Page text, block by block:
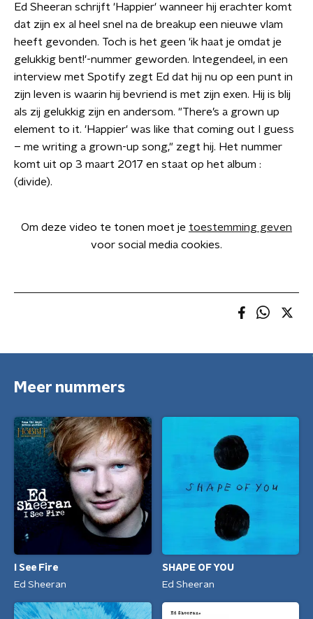
Ed Sheeran schrijft 'Happier' wanneer hij erachter komt
dat zijn ex al heel snel na de breakup een nieuwe vlam
heeft gevonden. Toch is het geen 'ik haat je omdat je
gelukkig bent!'-nummer geworden. Integendeel, in een
interview met Spotify zegt Ed dat hij nu op een punt in
zijn leven is waarin hij bevriend is met zijn exen. Hij is blij
als zij gelukkig zijn en andersom. "There’s a grown up
element to it. 'Happier' was like that coming out I guess
– me writing a grown-up song," zegt hij. Het nummer
komt uit op 3 maart 2017 en staat op het album :
(divide).
Om deze video te tonen moet je toestemming geven
voor social media cookies.
Meer nummers
I See Fire
Ed Sheeran
SHAPE OF YOU
Ed Sheeran